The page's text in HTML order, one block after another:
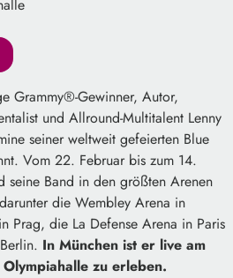
Grammy®-Gewinner, Autor,
und Allround-Multitalent Lenny
seiner weltweit gefeierten Blue
Vom 22. Februar bis zum 14.
seine Band in den größten Arenen
die Wembley Arena in
Prag, die La Defense Arena in Paris
In München ist er live am
zu erleben.